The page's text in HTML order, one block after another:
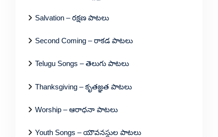
Salvation – రక్షణ పాటలు
Second Coming – రాకడ పాటలు
Telugu Songs – తెలుగు పాటలు
Thanksgiving – కృతజ్ఞత పాటలు
Worship – ఆరాధనా పాటలు
Youth Songs – యౌవనస్థుల పాటలు